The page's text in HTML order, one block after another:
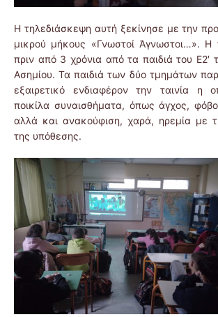
Η τηλεδιάσκεψη αυτή ξεκίνησε με την
μικρού μήκους «Γνωστοί Άγνωστοι…». Η
πριν από 3 χρόνια από τα παιδιά του Ε2′
Ασημίου. Τα παιδιά των δύο τμημάτων
εξαιρετικό ενδιαφέρον την ταινία η
ποικίλα συναισθήματα, όπως άγχος,
αλλά και ανακούφιση, χαρά, ηρεμία με
της υπόθεσης.